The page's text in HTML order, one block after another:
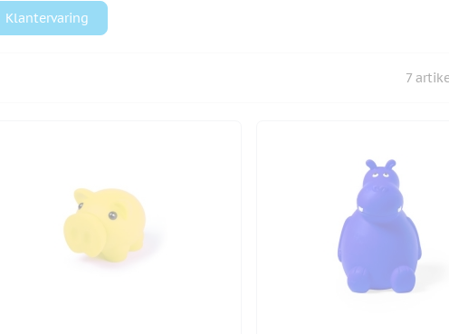
Klantervaring
7